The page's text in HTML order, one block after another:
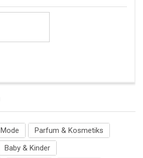
Mode
Parfum & Kosmetiks
Baby & Kinder